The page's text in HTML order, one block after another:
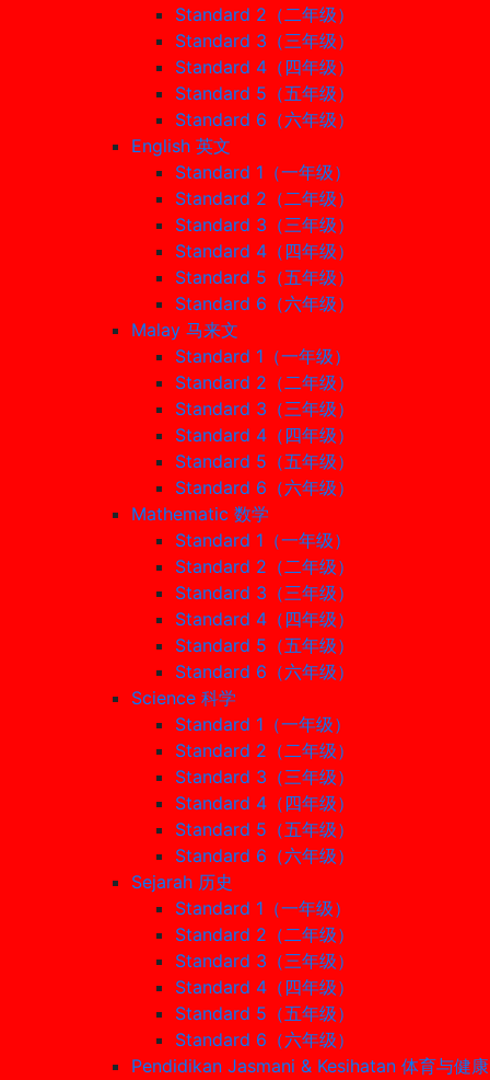
Standard 2（二年级）
Standard 3（三年级）
Standard 4（四年级）
Standard 5（五年级）
Standard 6（六年级）
English 英文
Standard 1（一年级）
Standard 2（二年级）
Standard 3（三年级）
Standard 4（四年级）
Standard 5（五年级）
Standard 6（六年级）
Malay 马来文
Standard 1（一年级）
Standard 2（二年级）
Standard 3（三年级）
Standard 4（四年级）
Standard 5（五年级）
Standard 6（六年级）
Mathematic 数学
Standard 1（一年级）
Standard 2（二年级）
Standard 3（三年级）
Standard 4（四年级）
Standard 5（五年级）
Standard 6（六年级）
Science 科学
Standard 1（一年级）
Standard 2（二年级）
Standard 3（三年级）
Standard 4（四年级）
Standard 5（五年级）
Standard 6（六年级）
Sejarah 历史
Standard 1（一年级）
Standard 2（二年级）
Standard 3（三年级）
Standard 4（四年级）
Standard 5（五年级）
Standard 6（六年级）
Pendidikan Jasmani & Kesihatan 体育与健康